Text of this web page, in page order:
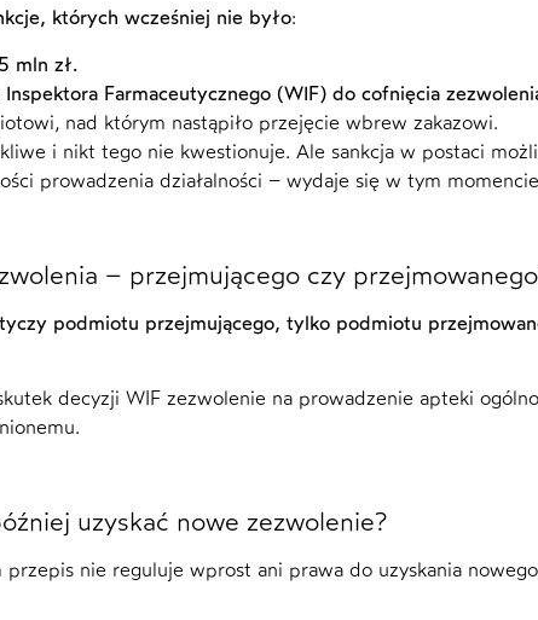
których wcześniej nie było:
mln zł.
Farmaceutycznego (WIF) do cofnięcia
nad którym nastąpiło przejęcie wbrew zakazowi.
i nikt tego nie kwestionuje. Ale sankcja w postaci
prowadzenia działalności – wydaje się w tym
– przejmującego czy
podmiotu przejmującego, tylko podmiotu
decyzji WIF zezwolenie na prowadzenie apteki
uzyskać nowe zezwolenie?
nie reguluje wprost ani prawa do uzyskania